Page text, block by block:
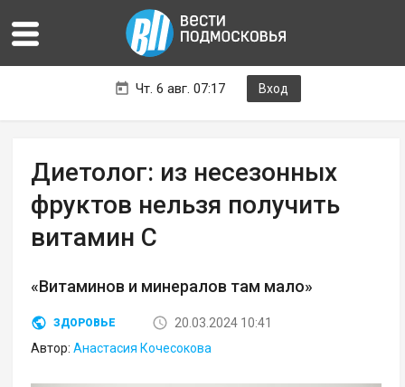
Чт. 6 авг. 07:17 Вход
Диетолог: из несезонных
фруктов нельзя получить
витамин С
«Витаминов и минералов там мало»
ЗДОРОВЬЕ
20.03.2024 10:41
Автор:Анастасия Кочесокова